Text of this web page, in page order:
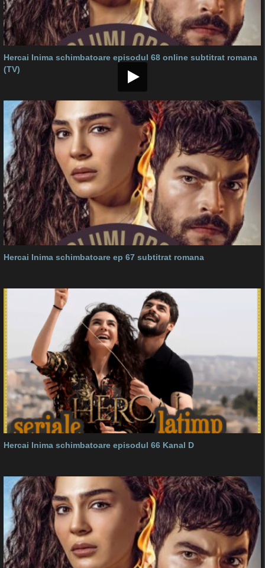
Hercai Inima schimbatoare episodul 68 online subtitrat romana
(TV)
Hercai Inima schimbatoare ep 67 subtitrat romana
Hercai Inima schimbatoare episodul 66 Kanal D